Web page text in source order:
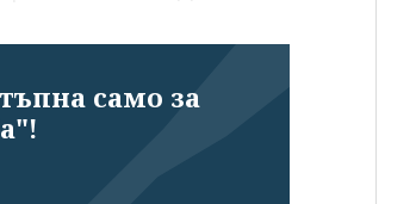
само за